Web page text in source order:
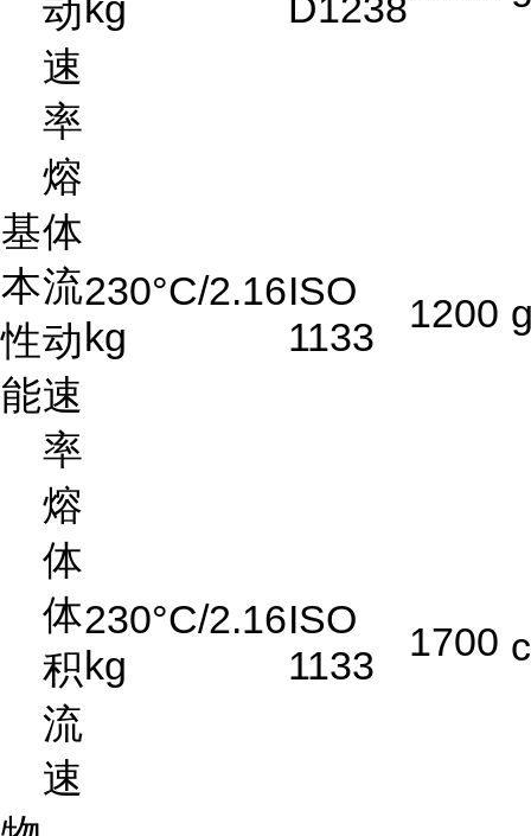
基
本
性
能
动
速
率
熔
体
流
动
速
率
230°C/2.16
kg
ISO
1133
1200
熔
体
体
积
流
速
230°C/2.16
kg
ISO
1133
1700